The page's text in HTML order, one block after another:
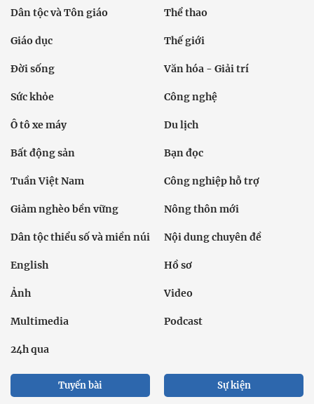
Dân tộc và Tôn giáo Thể thao
Giáo dục Thế giới
Đời sống Văn hóa - Giải trí
Sức khỏe Công nghệ
Ô tô xe máy Du lịch
Bất động sản Bạn đọc
Tuần Việt Nam Công nghiệp hỗ trợ
Giảm nghèo bền vững Nông thôn mới
Dân tộc thiểu số và miền núi Nội dung chuyên đề
English Hồ sơ
Ảnh Video
Multimedia Podcast
24h qua
Tuyến bài Sự kiện